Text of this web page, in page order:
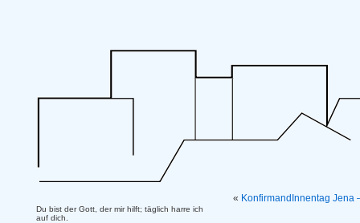
« KonfirmandInnentag Jena
Du bist der Gott, der mir hilft; täglich harre ich
auf dich.